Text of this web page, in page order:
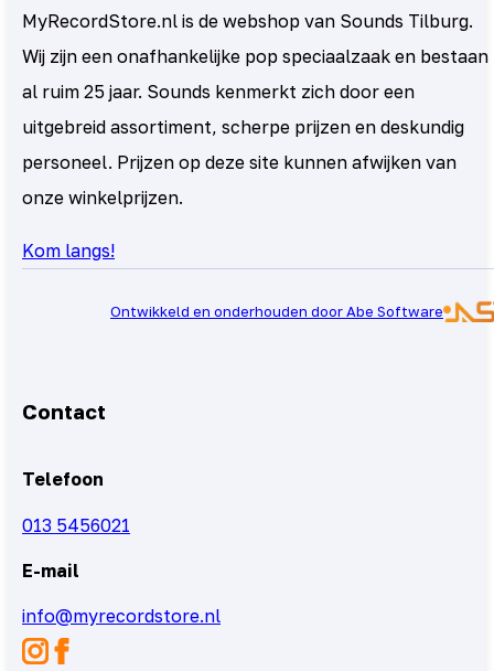
MyRecordStore.nl is de webshop van Sounds Tilburg.
Wij zijn een onafhankelijke pop speciaalzaak en bestaan
al ruim 25 jaar. Sounds kenmerkt zich door een
uitgebreid assortiment, scherpe prijzen en deskundig
personeel. Prijzen op deze site kunnen afwijken van
onze winkelprijzen.
Kom langs!
Ontwikkeld en onderhouden door Abe Software
Contact
Telefoon
013 5456021
E-mail
info@myrecordstore.nl